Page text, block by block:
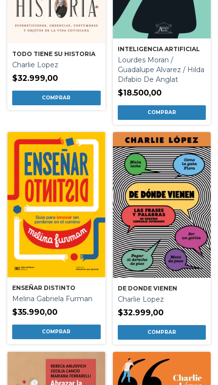
TODO TIENE SU HISTORIA
Charlie Lopez
$32.999,00
INTELIGENCIA ARTIFICIAL
Lourdes Moran /
Guadalupe Alvarez / Hilda
Difabio De Anglat
$18.500,00
ENSEÑAR DISTINTO
Melina Gabriela Furman
$35.990,00
DE DONDE VIENEN
Charlie Lopez
$32.999,00